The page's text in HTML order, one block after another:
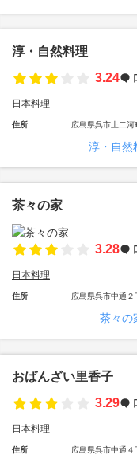
淳・自然料理
3.24
日本料理
住所 広島県呉市上二河
淳・自然
茶々の家
3.28
日本料理
住所 広島県呉市中通２
茶々の
おばんざい里香子
3.29
日本料理
住所 広島県呉市中通４